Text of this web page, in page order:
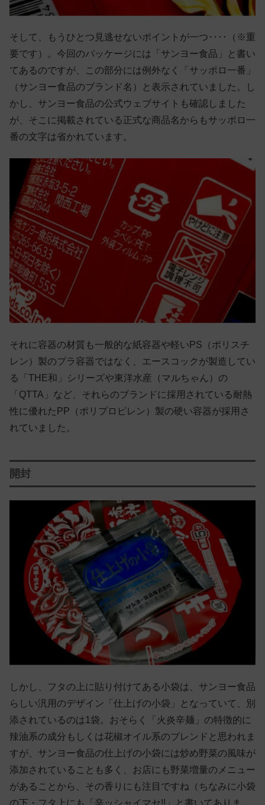
そして、もうひとつ見逃せないポイントが一つ‥‥（※重
要です）。今回のパッケージには「サンヨー食品」と書い
てあるのですが、この部分には例外なく「サッポロ一番」
（サンヨー食品のブランド名）と表示されていました。し
かし、サンヨー食品の公式ウェブサイトも確認しました
が、そこに掲載されている正式な商品名からもサッポロ一
番の文字は省かれています。
それに容器の材質も一般的な紙容器や軽いPS（ポリスチ
レン）製のプラ容器ではなく、エースコックが製造してい
る「THE和」シリーズや東洋水産（マルちゃん）の
「QTTA」など、それらのブランドに採用されている耐熱
性に優れたPP（ポリプロピレン）製の硬い容器が採用さ
れていました。
開封
しかし、フタの上に貼り付けてある小袋は、サンヨー食品
らしい汎用のデザイン「仕上げの小袋」となっていて、別
添されているのは1袋。おそらく「火炎辛麺」の特徴的に
辣油系の成分もしくは花椒オイル系のブレンドと思われま
すが、サンヨー食品の仕上げの小袋には炒め野菜の風味が
添加されていることも多く、お店にも野菜増量のメニュー
があることから、その香りにも注目ですね（ちなみに小袋
の下・フタ上にも「辛ッシャイマセ!!」と書いてありま